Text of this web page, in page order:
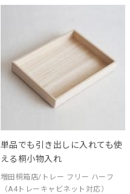
単品でも引き出しに入れても使
える桐小物入れ
増田桐箱店/トレー フリー ハーフ
（A4トレーキャビネット対応）